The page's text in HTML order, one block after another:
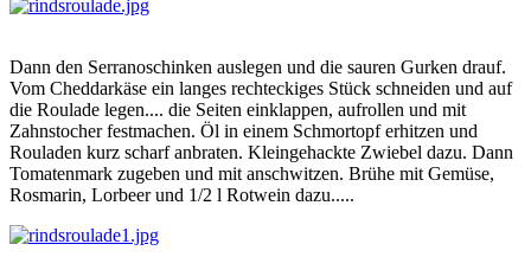
Dann den Serranoschinken auslegen und die sauren Gurken drauf.
Vom Cheddarkäse ein langes rechteckiges Stück schneiden und auf
die Roulade legen.... die Seiten einklappen, aufrollen und mit
Zahnstocher festmachen. Öl in einem Schmortopf erhitzen und
Rouladen kurz scharf anbraten. Kleingehackte Zwiebel dazu. Dann
Tomatenmark zugeben und mit anschwitzen. Brühe mit Gemüse,
Rosmarin, Lorbeer und 1/2 l Rotwein dazu.....